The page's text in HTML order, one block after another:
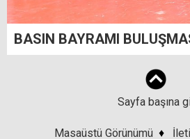
BASIN BAYRAMI
Sayfa başına
Masaüstü Görünümü ♦